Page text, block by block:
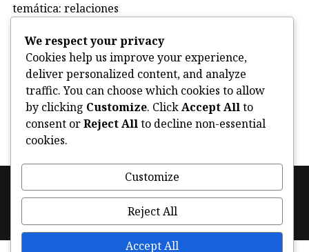
temática: relaciones
Uncategorized
violencia
FooterPolítica de cookies (UE) Facebook
Instagram
Twitter
We respect your privacy
Cookies help us improve your experience,
deliver personalized content, and analyze
traffic. You can choose which cookies to allow
by clicking Customize. Click Accept All to
consent orReject All to decline non-essential
cookies.
Customize
Reject All
Accept All